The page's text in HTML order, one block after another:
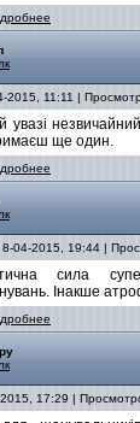
2015, 11:11 |
увазі
ще один.
8-04-2015, 19:44 |
сила
Інакше
17:29 |